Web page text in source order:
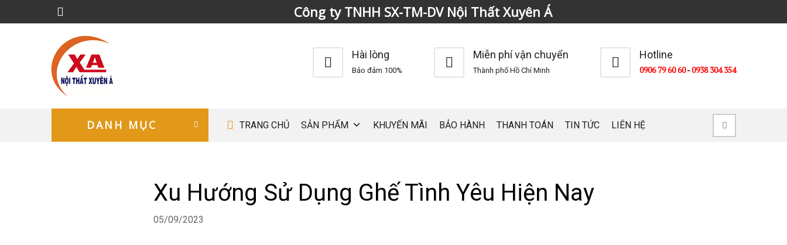
Công ty TNHH SX-TM-DV Nội Thất Xuyên Á
Hài lòng
Bảo đảm 100%
Miễn phí vận chuyển
Thành phố Hồ Chí Minh
Hotline
0906 79 60 60-0938 304 354
DANH MỤC TRANG CHỦ SẢN PHẨM KHUYẾN MÃI BẢO HÀNH THANH TOÁN TIN TỨC LIÊN HỆ
Xu Hướng Sử Dụng Ghế Tình Yêu Hiện Nay
05/09/2023